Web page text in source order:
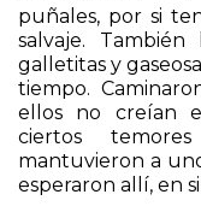
Se armaron de
puñales, por si
salvaje.
galletitas y
tiempo.
ellos no creían
ciertos
mantuvieron a